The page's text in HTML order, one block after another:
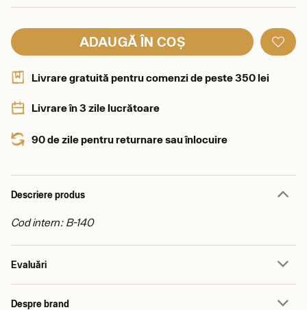
ADAUGĂ ÎN COȘ
Livrare gratuită pentru comenzi de peste 350 lei
Livrare în 3 zile lucrătoare
90 de zile pentru returnare sau înlocuire
Descriere produs
Cod intern: B-140
Evaluări
Despre brand